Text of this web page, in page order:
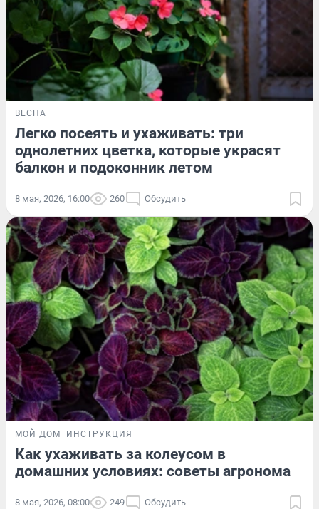
ВЕСНА
Легко посеять и ухаживать: три
однолетних цветка, которые украсят
балкон и подоконник летом
8 мая, 2026, 16:00 260 Обсудить
МОЙ ДОМ ИНСТРУКЦИЯ
Как ухаживать за колеусом в
домашних условиях: советы агронома
8 мая, 2026, 08:00 249 Обсудить